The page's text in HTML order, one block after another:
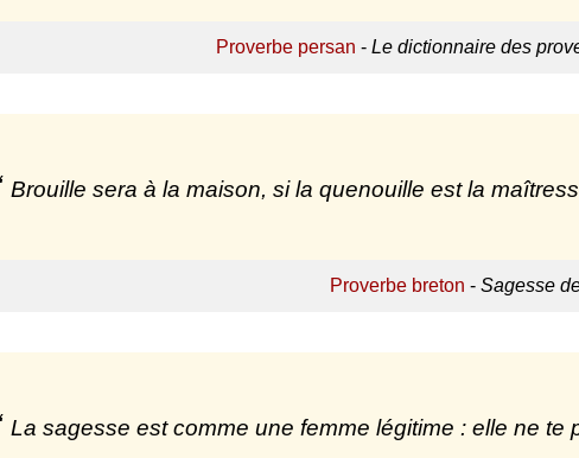
Proverbe persan - Le dictionnaire des
Brouille sera à la maison, si la quenouille est la
Proverbe breton - Sagesse
La sagesse est comme une femme légitime : elle ne te